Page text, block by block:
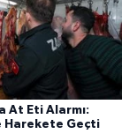
At Eti Alarmı:
Harekete Geçti